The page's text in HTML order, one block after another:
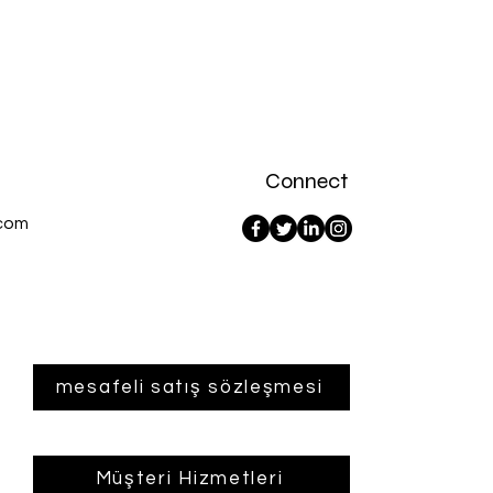
Connect
mesafeli satış sözleşmesi
Müşteri Hizmetleri